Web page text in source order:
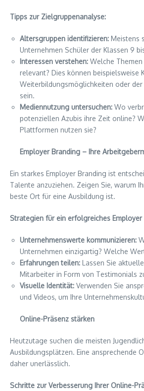
Tipps zur Zielgruppenanalyse:
Altersgruppen identifizieren: Meistens
Unternehmen Schüler der Klassen 9
Interessen verstehen: Welche
relevant? Dies können beispielsweise
Weiterbildungsmöglichkeiten oder der
sein.
Mediennutzung untersuchen: Wo
potenziellen Azubis ihre Zeit online?
Plattformen nutzen sie?
Employer Branding – Ihre
Ein starkes Employer Branding ist
Talente anzuziehen. Zeigen Sie, warum
beste Ort für eine Ausbildung ist.
Strategien für ein erfolgreiches Employer
Unternehmenswerte kommunizieren:
Unternehmen einzigartig? Welche
Erfahrungen teilen: Lassen Sie
Mitarbeiter in Form von Testimonials
Visuelle Identität: Verwenden Sie
und Videos, um Ihre
Online-Präsenz stärken
Heutzutage suchen die meisten
Ausbildungsplätzen. Eine ansprechende
daher unerlässlich.
Schritte zur Verbesserung Ihrer Online-